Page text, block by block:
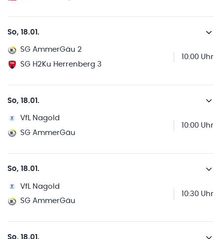
So, 18.01.
SG AmmerGäu 2
SG H2Ku Herrenberg 3
10:00 Uhr
So, 18.01.
VfL Nagold
SG AmmerGäu
10:00 Uhr
So, 18.01.
VfL Nagold
SG AmmerGäu
10:30 Uhr
So, 18.01.